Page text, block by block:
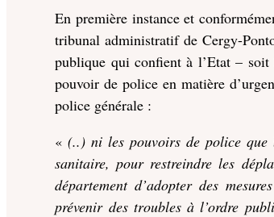
En première instance et
tribunal administratif de Cergy-
publique qui confient à l’Etat –
pouvoir de police en matière
police générale :
«(..) ni les pouvoirs de police que
sanitaire, pour restreindre les
département d’adopter des
prévenir des troubles à l’ordre